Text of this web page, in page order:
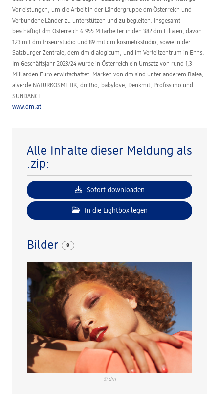
Vorleistungen, um die Arbeit in der Ländergruppe dm Österreich und
Verbundene Länder zu unterstützen und zu begleiten. Insgesamt
beschäftigt dm Österreich 6.955 Mitarbeiter in den 382 dm Filialen, davon
123 mit dm friseurstudio und 89 mit dm kosmetikstudio, sowie in der
Salzburger Zentrale, dem dm dialogicum, und im Verteilzentrum in Enns.
Im Geschäftsjahr 2023/24 wurde in Österreich ein Umsatz von rund 1,3
Milliarden Euro erwirtschaftet. Marken von dm sind unter anderem Balea,
alverde NATURKOSMETIK, dmBio, babylove, Denkmit, Profissimo und
SUNDANCE.
www.dm.at
Alle Inhalte dieser Meldung als
.zip:
Sofort downloaden
In die Lightbox legen
Bilder 8
© dm